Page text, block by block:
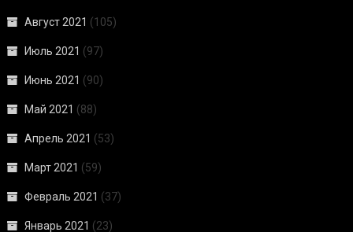
Август 2021 (105)
Июль 2021 (97)
Июнь 2021 (90)
Май 2021 (88)
Апрель 2021 (53)
Март 2021 (59)
Февраль 2021 (37)
Январь 2021 (23)